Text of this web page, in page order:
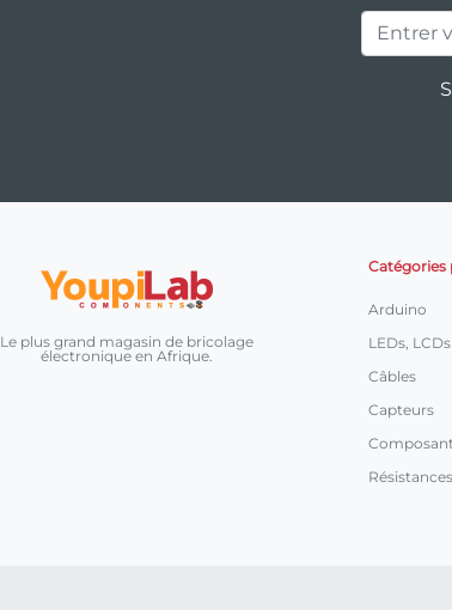
Le plus grand magasin de bricolage
électronique en Afrique.
Catégories
Arduino
LEDs,
Câbles
Capteurs
Résistances